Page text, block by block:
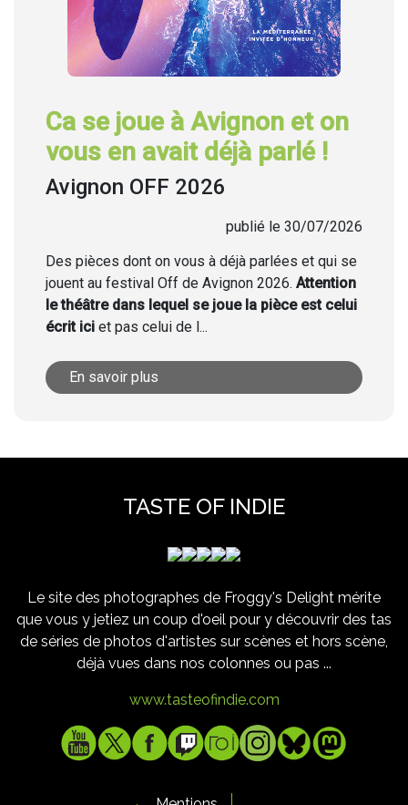
Ca se joue à Avignon et on
vous en avait déjà parlé !
Avignon OFF 2026
publié le 30/07/2026
Des pièces dont on vous à déjà parlées et qui se
jouent au festival Off de Avignon 2026. Attention
le théâtre dans lequel se joue la pièce est celui
écrit ici et pas celui de l...
En savoir plus
TASTE OF INDIE
Le site des photographes de Froggy's Delight mérite
que vous y jetiez un coup d'oeil pour y découvrir des tas
de séries de photos d'artistes sur scènes et hors scène,
déjà vues dans nos colonnes ou pas ...
www.tasteofindie.com